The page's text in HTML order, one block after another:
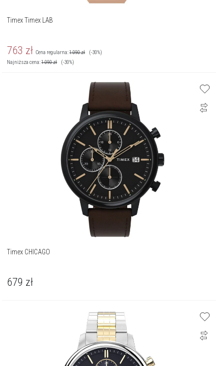
Timex Timex LAB
763 zł Cena regularna:1 090zł
(-30%)
Najniższa cena:1 090zł (-30%)
Timex CHICAGO
679 zł